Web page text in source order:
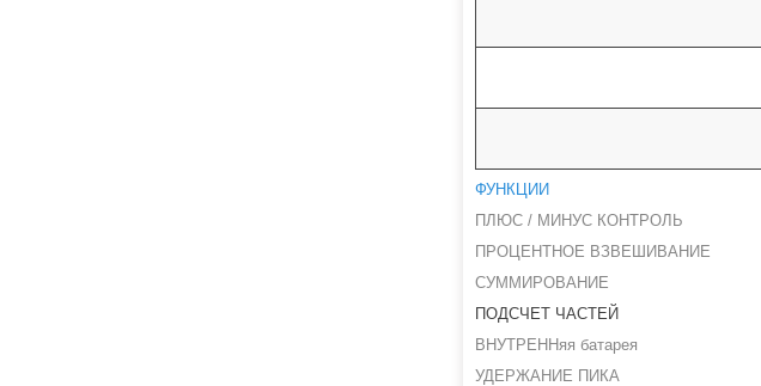
ФУНКЦИИ
ПЛЮС / МИНУС КОНТРОЛЬ
ПРОЦЕНТНОЕ ВЗВЕШИВАНИЕ
СУММИРОВАНИЕ
ПОДСЧЕТ ЧАСТЕЙ
ВНУТРЕННяя батарея
УДЕРЖАНИЕ ПИКА